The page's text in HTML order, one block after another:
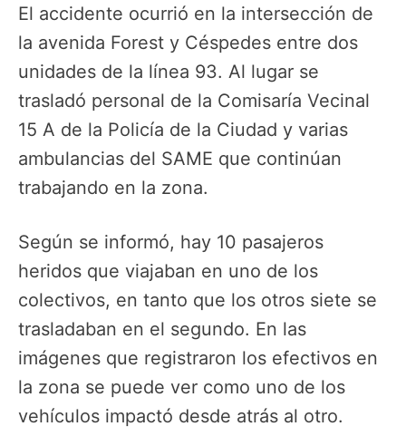
El accidente ocurrió en la intersección de
la avenida Forest y Céspedes entre dos
unidades de la línea 93. Al lugar se
trasladó personal de la Comisaría Vecinal
15 A de la Policía de la Ciudad y varias
ambulancias del SAME que continúan
trabajando en la zona.
Según se informó, hay 10 pasajeros
heridos que viajaban en uno de los
colectivos, en tanto que los otros siete se
trasladaban en el segundo. En las
imágenes que registraron los efectivos en
la zona se puede ver como uno de los
vehículos impactó desde atrás al otro.